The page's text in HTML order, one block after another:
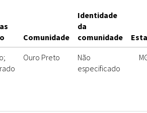
Comunidade
Identidade
da
comunidade
Ouro Preto
Não
especificado